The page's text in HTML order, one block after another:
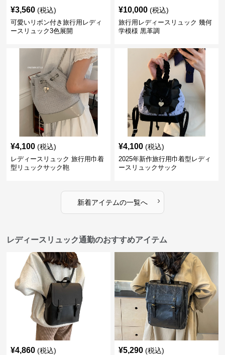
¥3,560 (税込)
可愛いリボン付き旅行用レディ
ースリュック3色展開
¥10,000 (税込)
旅行用レディースリュック 幾何
学模様 黒革調
¥4,100 (税込)
レディースリュック 旅行用巾着
型リュックサック鞄
¥4,100 (税込)
2025年新作旅行用巾着型レディ
ースリュックサック
新着アイテムの一覧へ ›
レディースリュック通勤のおすすめアイテム
¥4,860 (税込) ¥5,290 (税込)